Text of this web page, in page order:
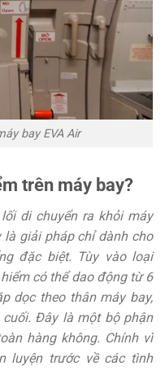
bay EVA Air
trên máy bay?
di chuyển ra khỏi máy
giải pháp chỉ dành cho
đặc biệt. Tùy vào loại
có thể dao động từ 6
dọc theo thân máy bay,
Đây là một bộ phận
hàng không. Chính vì
luyện trước về các tình